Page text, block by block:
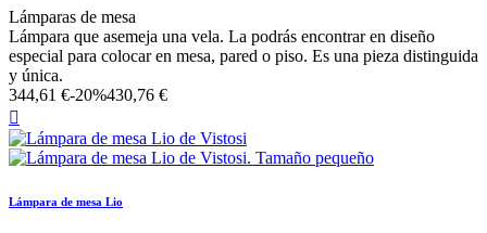
Lámparas de mesa
Lámpara que asemeja una vela. La podrás encontrar en diseño
especial para colocar en mesa, pared o piso. Es una pieza distinguida
y única.
344,61 €-20%430,76 €

Lámpara de mesa Lio